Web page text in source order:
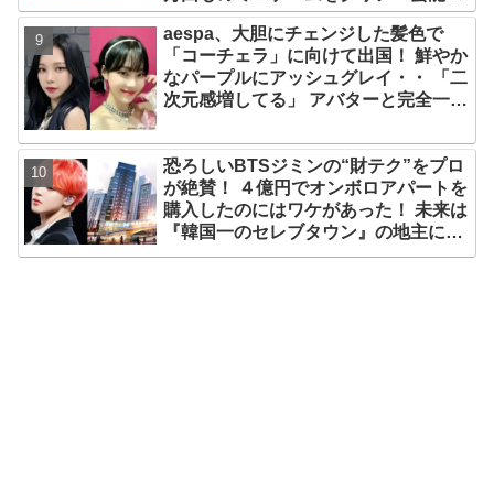
たちが時間がないと言っているのは全
部嘘」
aespa、大胆にチェンジした髪色で
「コーチェラ」に向けて出国！ 鮮やか
なパープルにアッシュグレイ・・ 「二
次元感増してる」 アバターと完全一致
恐ろしいBTSジミンの“財テク”をプロ
が絶賛！ ４億円でオンボロアパートを
購入したのにはワケがあった！ 未来は
『韓国一のセレブタウン』の地主にな
るってホント？